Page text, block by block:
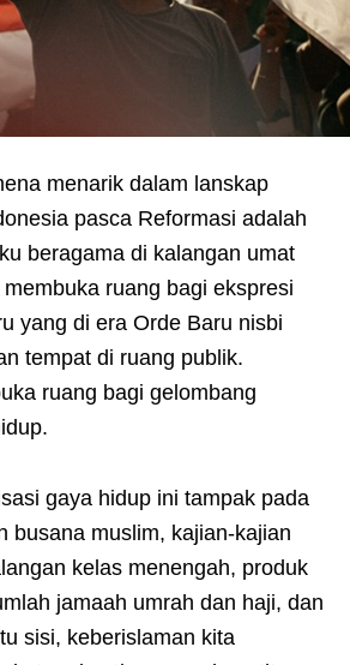
menarik dalam lanskap
pasca Reformasi adalah
beragama di kalangan umat
ruang bagi ekspresi
yang di era Orde Baru nisbi
tempat di ruang publik.
ruang bagi gelombang
gaya hidup ini tampak pada
busana muslim, kajian-kajian
kelas menengah, produk
jamaah umrah dan haji, dan
sisi, keberislaman kita